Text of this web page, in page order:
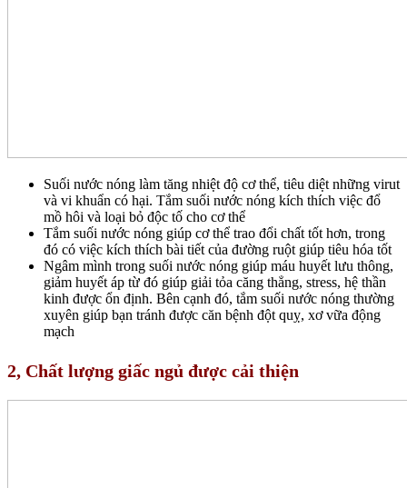
Suối nước nóng làm tăng nhiệt độ cơ thể, tiêu diệt những virut
và vi khuẩn có hại. Tắm suối nước nóng kích thích việc đổ
mồ hôi và loại bỏ độc tố cho cơ thể
Tắm suối nước nóng giúp cơ thể trao đổi chất tốt hơn, trong
đó có việc kích thích bài tiết của đường ruột giúp tiêu hóa tốt
Ngâm mình trong suối nước nóng giúp máu huyết lưu thông,
giảm huyết áp từ đó giúp giải tỏa căng thẳng, stress, hệ thần
kinh được ổn định. Bên cạnh đó, tắm suối nước nóng thường
xuyên giúp bạn tránh được căn bệnh đột quỵ, xơ vữa động
mạch
2, Chất lượng giấc ngủ được cải thiện